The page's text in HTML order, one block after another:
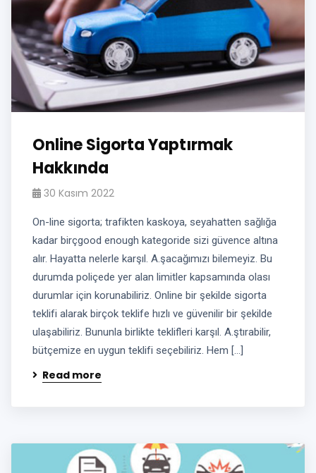
Online Sigorta Yaptırmak
Hakkında
30 Kasım 2022
On-line sigorta; trafikten kaskoya, seyahatten sağlığa
kadar birçgood enough kategoride sizi güvence altına
alır. Hayatta nelerle karşıl. A.şacağımızı bilemeyiz. Bu
durumda poliçede yer alan limitler kapsamında olası
durumlar için korunabiliriz. Online bir şekilde sigorta
teklifi alarak birçok teklife hızlı ve güvenilir bir şekilde
ulaşabiliriz. Bununla birlikte teklifleri karşıl. A.ştırabilir,
bütçemize en uygun teklifi seçebiliriz. Hem […]
Read more